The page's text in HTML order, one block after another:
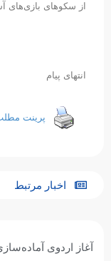
از سکوهای بازی‌های
انتهای پیام
پرینت مطلب
اخبار مرتبط
آغاز اردوی